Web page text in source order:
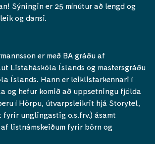
Sýningin er 25 mínútur að lengd og
og dansi.
er með BA gráðu af
Listaháskóla Íslands og mastersgráðu
Íslands. Hann er leiklistarkennari í
og hefur komið að uppsetningu fjölda
í Hörpu, útvarpsleikrit hjá Storytel,
unglingastig o.s.frv.) ásamt
listnámskeiðum fyrir börn og